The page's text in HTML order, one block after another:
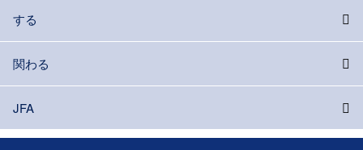
する
関わる
JFA